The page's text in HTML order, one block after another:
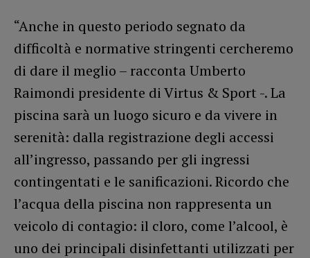
“Anche in questo periodo segnato da
difficoltà e normative stringenti cercheremo
di dare il meglio – racconta Umberto
Raimondi presidente di Virtus & Sport -. La
piscina sarà un luogo sicuro e da vivere in
serenità: dalla registrazione degli accessi
all’ingresso, passando per gli ingressi
contingentati e le sanificazioni. Ricordo che
l’acqua della piscina non rappresenta un
veicolo di contagio: il cloro, come l’alcool, è
uno dei principali disinfettanti utilizzati per